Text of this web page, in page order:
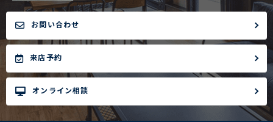
お問い合わせ
来店予約
オンライン相談